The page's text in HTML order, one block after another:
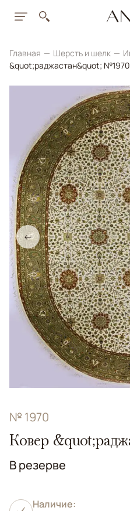
Главная Шерсть и шелк
&quot;раджастан&quot; №1970
←
№ 1970
Ковер
В резерве
Наличие: